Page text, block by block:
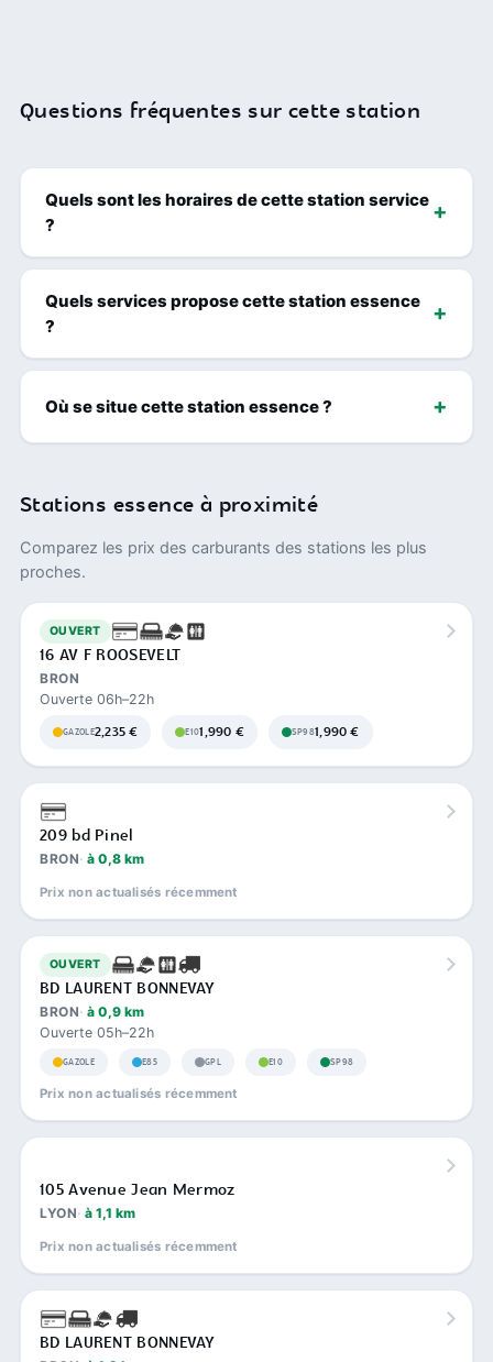
Questions fréquentes sur cette station
Quels sont les horaires de cette station service
?
Quels services propose cette station essence
?
Où se situe cette station essence ?
Stations essence à proximité
Comparez les prix des carburants des stations les plus
proches.
OUVERT
16 AV F ROOSEVELT
BRON
Ouverte 06h–22h
GAZOLE2,235 € E101,990 € SP981,990 €
209 bd Pinel
BRON à 0,8 km
Prix non actualisés récemment
OUVERT
BD LAURENT BONNEVAY
BRON à 0,9 km
Ouverte 05h–22h
GAZOLE E85 GPL E10 SP98
Prix non actualisés récemment
105 Avenue Jean Mermoz
LYON à 1,1 km
Prix non actualisés récemment
BD LAURENT BONNEVAY